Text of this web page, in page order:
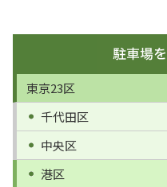
東京23区
千代田区
中央区
港区